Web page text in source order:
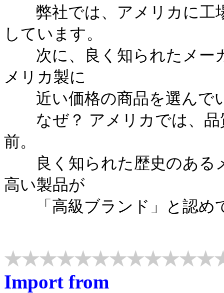
弊社では、アメリカに工
しています。
次に、良く知られたメー
メリカ製に
近い価格の商品を選んで
なぜ？ アメリカでは、品
前。
良く知られた歴史のある
高い製品が
「高級ブランド」と認め
Import from